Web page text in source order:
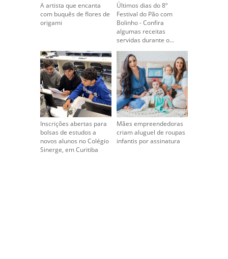
A artista que encanta
com buquês de flores de
origami
Últimos dias do 8º
Festival do Pão com
Bolinho - Confira
algumas receitas
servidas durante o...
Inscrições abertas para
bolsas de estudos a
novos alunos no Colégio
Sinerge, em Curitiba
Mães empreendedoras
criam aluguel de roupas
infantis por assinatura